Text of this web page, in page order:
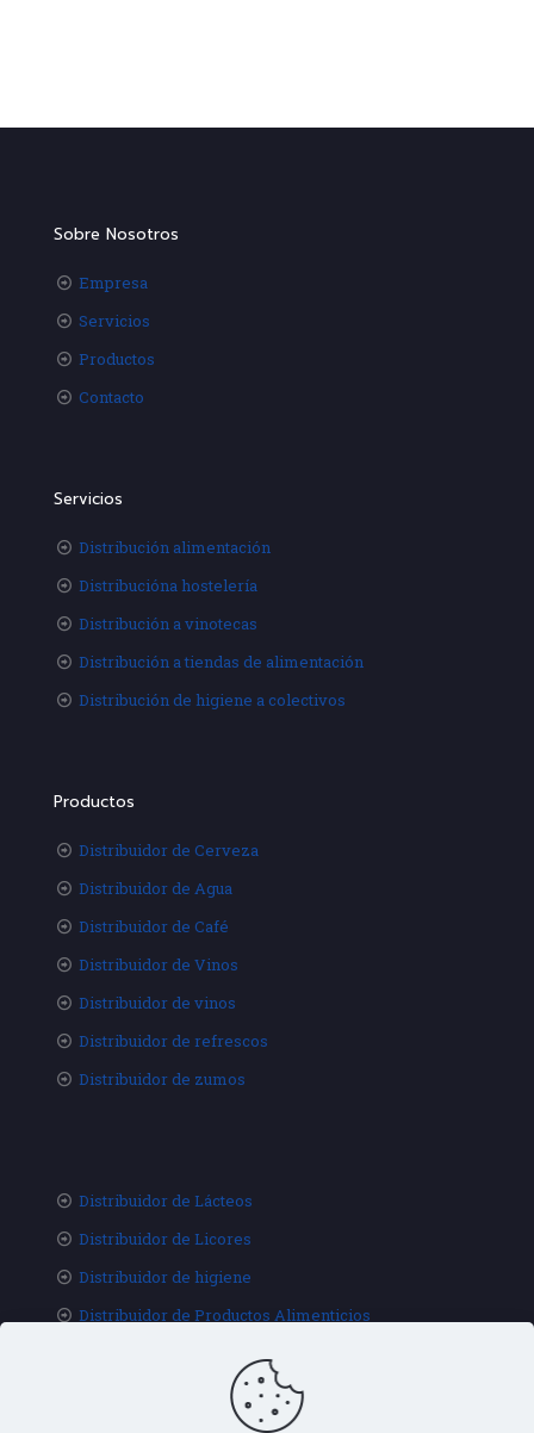
Sobre Nosotros
Empresa
Servicios
Productos
Contacto
Servicios
Distribución alimentación
Distribucióna hostelería
Distribución a vinotecas
Distribución a tiendas de alimentación
Distribución de higiene a colectivos
Productos
Distribuidor de Cerveza
Distribuidor de Agua
Distribuidor de Café
Distribuidor de Vinos
Distribuidor de vinos
Distribuidor de refrescos
Distribuidor de zumos
Distribuidor de Lácteos
Distribuidor de Licores
Distribuidor de higiene
Distribuidor de Productos Alimenticios